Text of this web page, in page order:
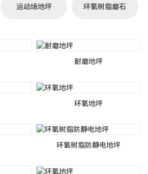
运动场地坪 环氧树脂磨石
耐磨地坪
环氧地坪
环氧树脂防静电地坪